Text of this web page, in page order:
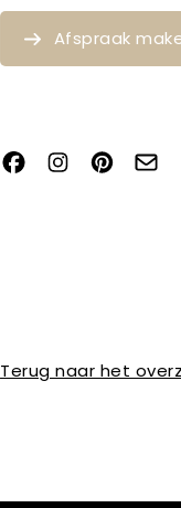
Afspraak
Terug naar het